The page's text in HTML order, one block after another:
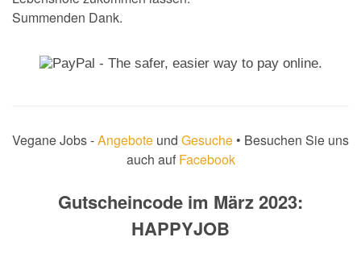
Summenden Dank.
Vegane Jobs -Angebote und Gesuche • Besuchen Sie uns
auch auf Facebook
Gutscheincode im März 2023:
HAPPYJOB